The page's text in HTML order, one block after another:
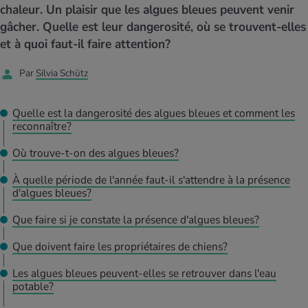
et intolérances
ACTUELS DANS LE DOMAINE ALIMENTATION
Calculateur d’IMC
Calculez votre besoin en calories
d’hiver
Calculer la consommation de calories
au quotidien
Travail et santé
médical
ACTUELS DANS LE DOMAINE MÉDECINE
Réduire la tension artérielle
Douleurs nerveuses
ACTUELS DANS LE DOMAINE SERVICE
Offres
Tool, test et quiz
chaleur. Un plaisir que les algues bleues peuvent venir
gâcher. Quelle est leur dangerosité, où se trouvent-elles
et à quoi faut-il faire attention?
Par Silvia Schütz
Quelle est la dangerosité des algues bleues et comment les
reconnaître?
Où trouve-t-on des algues bleues?
À quelle période de l'année faut-il s'attendre à la présence
d'algues bleues?
Que faire si je constate la présence d'algues bleues?
Que doivent faire les propriétaires de chiens?
Les algues bleues peuvent-elles se retrouver dans l'eau
potable?